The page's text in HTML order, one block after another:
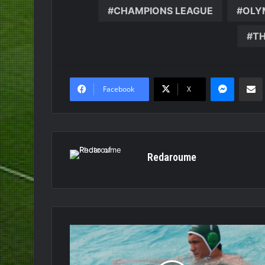
CHAMPIONS LEAGUE
Facebook X
Redaroume
Γιατί
μας
το